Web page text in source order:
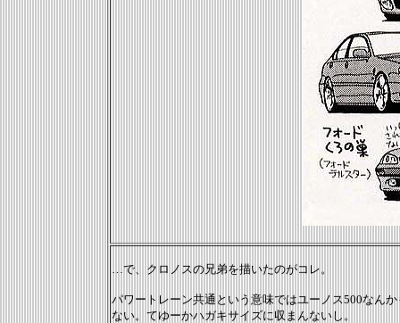
…で、クロノスの兄弟を描いたのがコレ。
パワートレーン共通という意味ではユーノス500なん
ない。てゆーかハガキサイズに収まんないし。